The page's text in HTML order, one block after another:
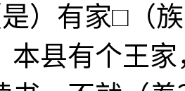
）有家□（
本县有个王